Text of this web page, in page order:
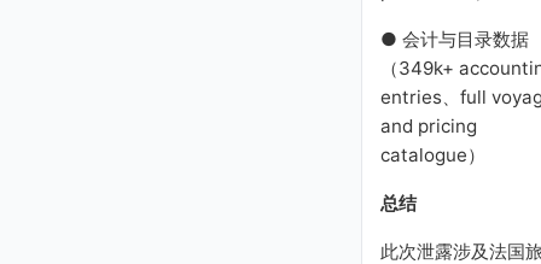
● 会计与目录数据
（349k+
entries、full
and pricing
catalogue）
总结
此次泄露涉及法国